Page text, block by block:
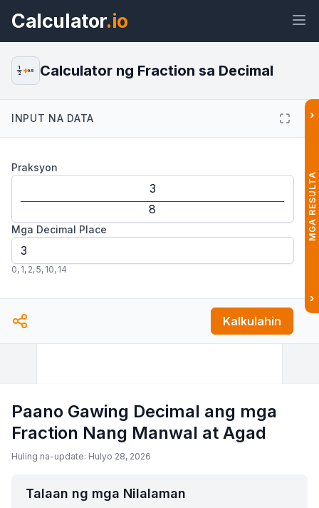
Calculator.io
Preview Calculator ng Fraction sa
1
2
0.5 Calculator ng Fraction sa Decimal
INPUT NA DATA
Praksyon
Mga Decimal Place
0, 1, 2,5, 10, 14
Kalkulahin
›
MGA RESULTA
›
Paano Gawing Decimal ang mga
Fraction Nang Manwal at Agad
Huling na-update: Hulyo 28, 2026
Talaan ng mga Nilalaman